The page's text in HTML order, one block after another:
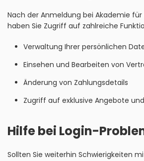
Nach der Anmeldung bei Akademie für
haben Sie Zugriff auf zahlreiche
Verwaltung Ihrer persönlichen
Einsehen und Bearbeiten von
Änderung von Zahlungsdetails
Zugriff auf exklusive Angebote
Hilfe bei Login-
Sollten Sie weiterhin Schwierigkeiten